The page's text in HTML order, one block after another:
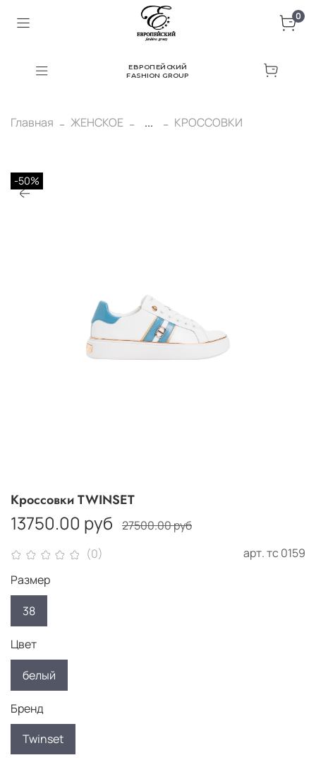
0
ЕВРОПЕЙСКИЙ
FASHION GROUP
Главная ЖЕНСКОЕ ... КРОССОВКИ
-50%
(0) арт.тс 0159
Кроссовки TWINSET
13750.00 руб 27500.00 руб
Размер
38
Цвет
белый
Бренд
Twinset